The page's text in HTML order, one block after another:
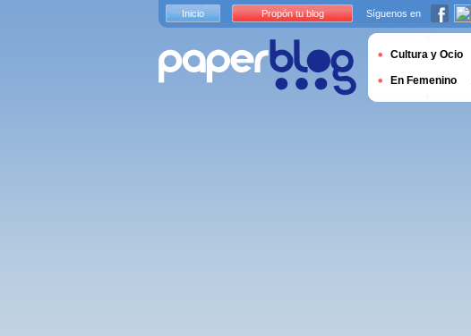
Inicio Propón tu blog Síguenos en
Cultura y Ocio
En Femenino